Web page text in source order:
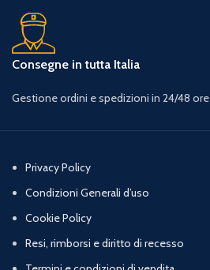
Consegne in tutta Italia
Gestione ordini e spedizioni in 24/48 ore
Privacy Policy
Condizioni Generali d’uso
Cookie Policy
Resi, rimborsi e diritto di recesso